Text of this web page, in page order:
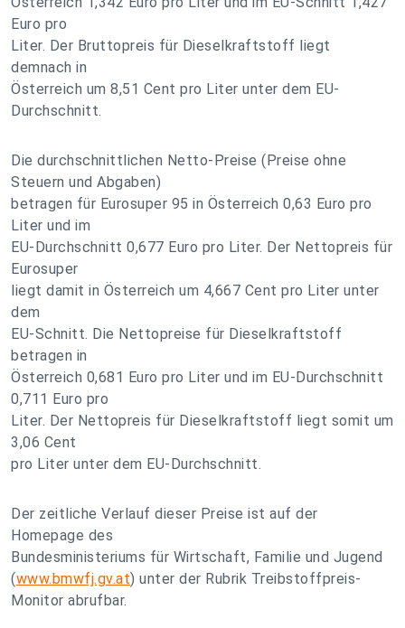
Euro pro
Liter. Der Bruttopreis für Dieselkraftstoff liegt
demnach in
Österreich um 8,51 Cent pro Liter unter dem EU-
Durchschnitt.
Die durchschnittlichen Netto-Preise (Preise ohne
Steuern und Abgaben)
betragen für Eurosuper 95 in Österreich 0,63 Euro pro
Liter und im
EU-Durchschnitt 0,677 Euro pro Liter. Der Nettopreis für
Eurosuper
liegt damit in Österreich um 4,667 Cent pro Liter unter
dem
EU-Schnitt. Die Nettopreise für Dieselkraftstoff
betragen in
Österreich 0,681 Euro pro Liter und im EU-Durchschnitt
0,711 Euro pro
Liter. Der Nettopreis für Dieselkraftstoff liegt somit um
3,06 Cent
pro Liter unter dem EU-Durchschnitt.
Der zeitliche Verlauf dieser Preise ist auf der
Homepage des
Bundesministeriums für Wirtschaft, Familie und Jugend
(www.bmwfj.gv.at) unter der Rubrik Treibstoffpreis-
Monitor abrufbar.